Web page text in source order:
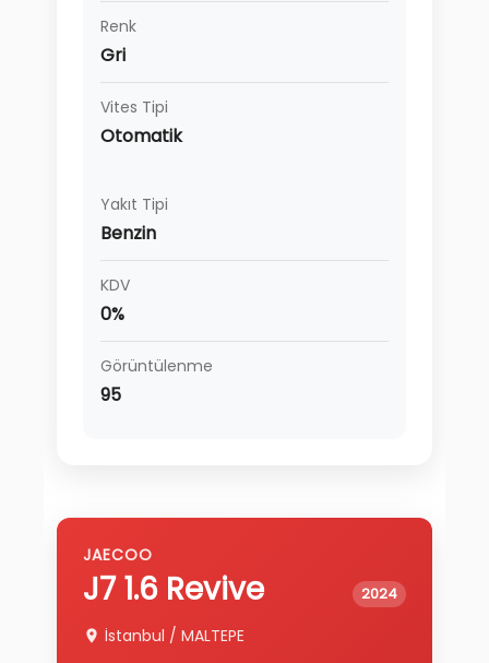
Renk
Gri
Vites Tipi
Otomatik
Yakıt Tipi
Benzin
KDV
0%
Görüntülenme
95
JAECOO
J71.6 Revive 2024
İstanbul / MALTEPE